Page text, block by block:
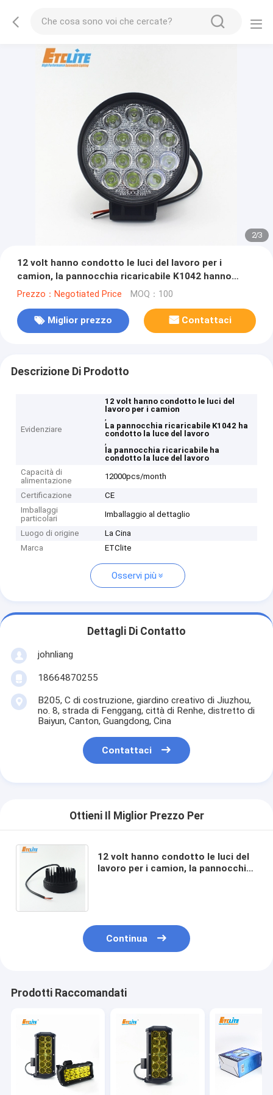
2/3
12 volt hanno condotto le luci del lavoro per i
camion, la pannocchia ricaricabile K1042 hanno
condotto la luce del lavoro
Prezzo：Negotiated Price MOQ：100
Miglior prezzo Contattaci
Descrizione Di Prodotto
Evidenziare
12 volt hanno condotto le luci del
lavoro per i camion
,
La pannocchia ricaricabile K1042 ha
condotto la luce del lavoro
,
la pannocchia ricaricabile ha
condotto la luce del lavoro
Capacità di
alimentazione
12000pcs/month
Certificazione
CE
Imballaggi
particolari
Imballaggio al dettaglio
Luogo di origine
La Cina
Marca
ETClite
Osservi più
Dettagli Di Contatto
johnliang
18664870255
B205, C di costruzione, giardino creativo di Jiuzhou,
no. 8, strada di Fenggang, città di Renhe, distretto di
Baiyun, Canton, Guangdong, Cina
Contattaci
Ottieni Il Miglior Prezzo Per
12 volt hanno condotto le luci del
lavoro per i camion, la pannocchia
Continua
Prodotti Raccomandati